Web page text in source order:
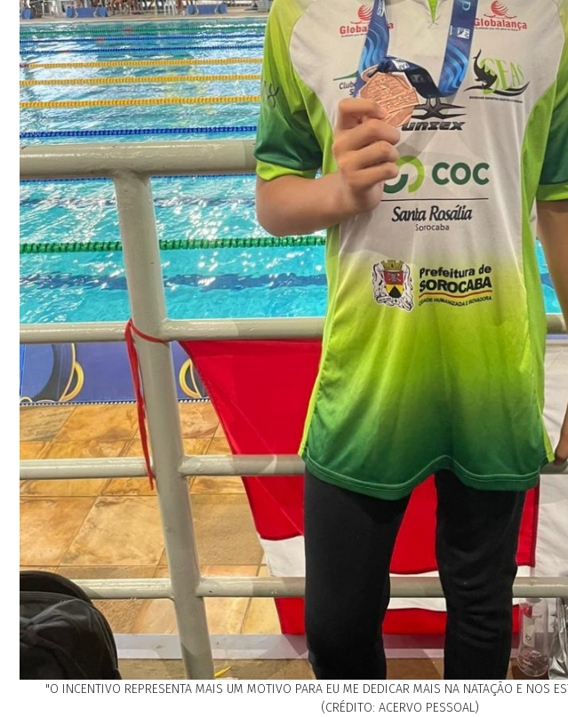
"O INCENTIVO REPRESENTA MAIS UM MOTIVO PARA EU ME DEDICAR MAIS NA NATAÇÃO E NOS
(CRÉDITO: ACERVO PESSOAL)